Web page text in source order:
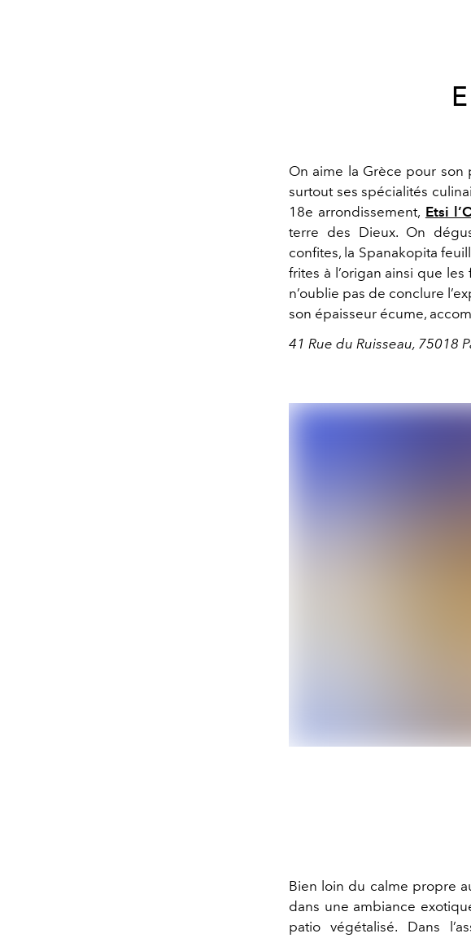
On aime la Grèce pour
surtout ses spécialités
18e arrondissement, Etsi
terre des Dieux. On
confites, la Spanakopita
frites à l’origan ainsi que
n’oublie pas de conclure
son épaisseur écume,
41 Rue du Ruisseau, 75018
Bien loin du calme propre
dans une ambiance
patio végétalisé. Dans